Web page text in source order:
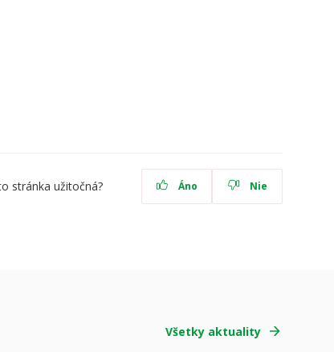
stránka užitočná? Áno Nie
Všetky aktuality